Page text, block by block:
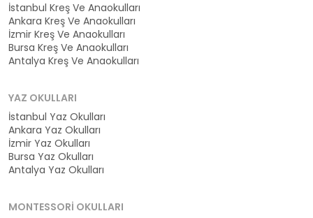
İstanbul Kreş Ve Anaokulları
Ankara Kreş Ve Anaokulları
İzmir Kreş Ve Anaokulları
Bursa Kreş Ve Anaokulları
Antalya Kreş Ve Anaokulları
YAZ OKULLARI
İstanbul Yaz Okulları
Ankara Yaz Okulları
İzmir Yaz Okulları
Bursa Yaz Okulları
Antalya Yaz Okulları
MONTESSORI OKULLARI